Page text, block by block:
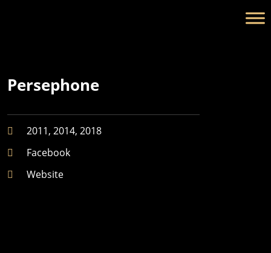
Persephone
2011, 2014, 2018
Facebook
Website